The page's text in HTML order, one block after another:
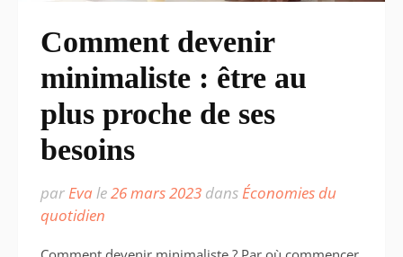
Comment devenir
minimaliste : être au
plus proche de ses
besoins
parEvale26 mars 2023 dansÉconomies du
quotidien